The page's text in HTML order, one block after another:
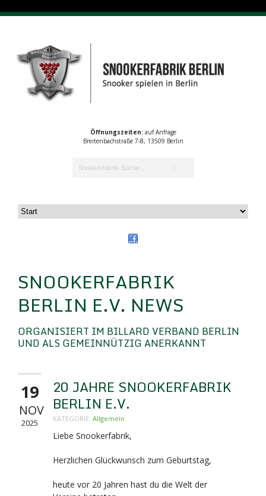
Öffnungszeiten:auf Anfrage
Breitenbachstraße 7-8, 13509 Berlin
SNOOKERFABRIK
BERLIN E.V. NEWS
ORGANISIERT IM BILLARD VERBAND BERLIN
UND ALS GEMEINNÜTZIG ANERKANNT
19
NOV
2025
20 JAHRE SNOOKERFABRIK
BERLIN E.V.
KATEGORIE: Allgemein
Liebe Snookerfabrik,
Herzlichen Glückwunsch zum Geburtstag,
heute vor 20 Jahren hast du die Welt der